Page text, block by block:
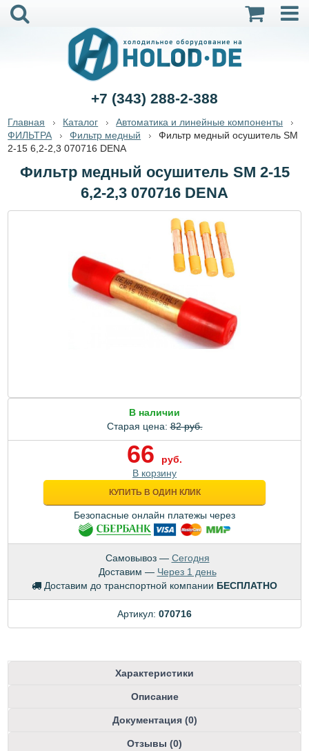
+7 (343) 288-2-388
Главная Каталог
Автоматика и линейные компоненты
ФИЛЬТРА
Фильтр медный
Фильтр медный осушитель SM
2-15 6,2-2,3 070716 DENA
Фильтр медный осушитель SM 2-15
6,2-2,3 070716 DENA
В наличии
Старая цена:82 руб.
66
руб.
В корзину
КУПИТЬ В ОДИН КЛИК
Безопасные онлайн платежы через
Самовывоз — Сегодня
Доставим — Через 1 день
Доставим до транспортной компании БЕСПЛАТНО
Артикул: 070716
Характеристики
Описание
Документация (0)
Отзывы (0)